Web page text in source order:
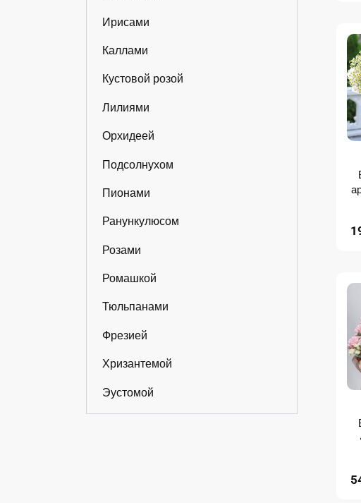
Ирисами
Каллами
Кустовой розой
Лилиями
Орхидеей
Подсолнухом
Пионами
Ранункулюсом
Розами
Ромашкой
Тюльпанами
Фрезией
Хризантемой
Эустомой